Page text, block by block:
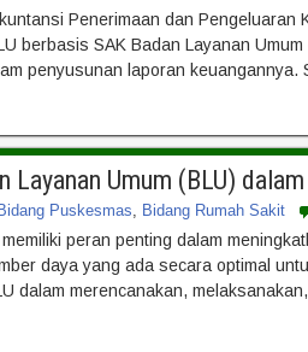
Penerimaan dan
berbasis SAK Badan Layanan
penyusunan laporan
Layanan Umum (BLU)
Bidang Puskesmas, Bidang Rumah Sakit
peran penting dalam
daya yang ada secara optimal
dalam merencanakan,